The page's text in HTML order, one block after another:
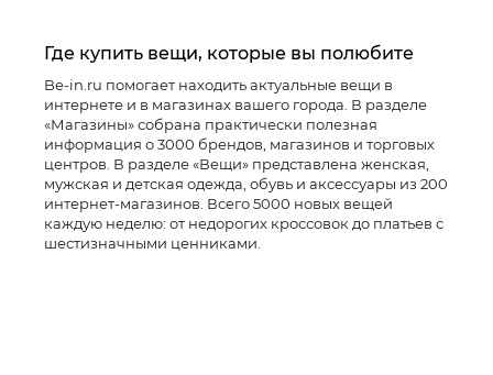
Где купить вещи, которые вы полюбите
Be-in.ru помогает находить актуальные вещи в
интернете и в магазинах вашего города. В разделе
«Магазины» собрана практически полезная
информация о 3000 брендов, магазинов и торговых
центров. В разделе «Вещи» представлена женская,
мужская и детская одежда, обувь и аксессуары из 200
интернет-магазинов. Всего 5000 новых вещей
каждую неделю: от недорогих кроссовок до платьев с
шестизначными ценниками.